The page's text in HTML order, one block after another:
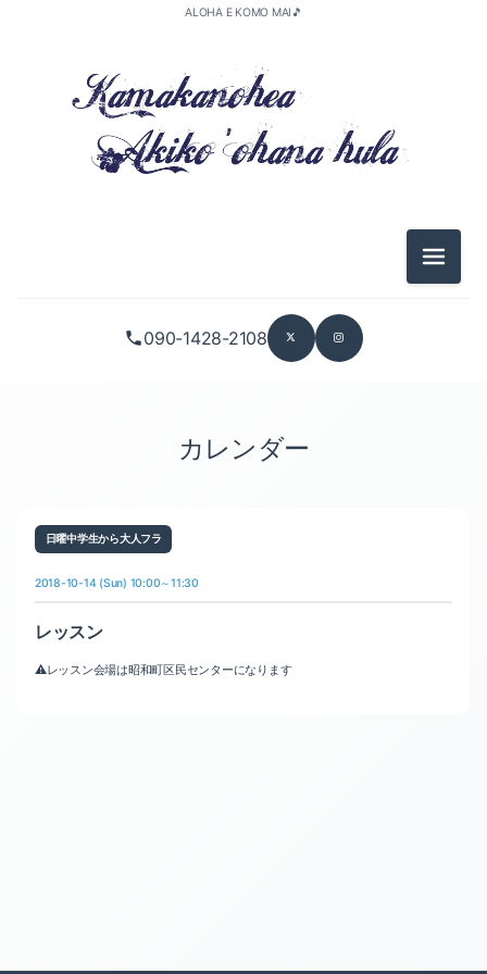
090-1428-2108
ALOHA E KOMO MAI🎵
メニュ
カレンダー
日曜中学生から大人フラ
2018-10-14 (Sun) 10:00～11:30
レッスン
⚠️レッスン会場は昭和町区民センターになります